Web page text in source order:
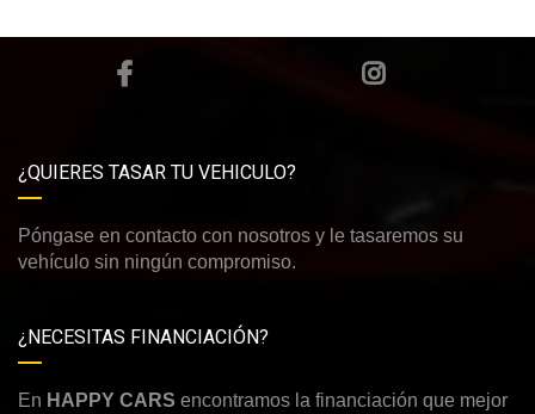
¿QUIERES TASAR TU VEHICULO?
Póngase en contacto con nosotros y le tasaremos su
vehículo sin ningún compromiso.
¿NECESITAS FINANCIACIÓN?
En HAPPY CARS encontramos la financiación que mejor